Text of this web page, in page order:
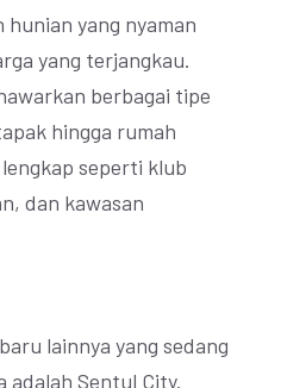
yang nyaman
yang terjangkau.
berbagai tipe
hingga rumah
seperti klub
dan kawasan
lainnya yang sedang
adalah Sentul City.